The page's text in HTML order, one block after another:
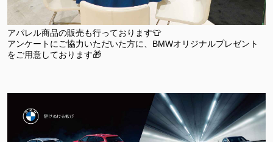
アパレル商品の販売も行っております👕
アンケートにご協力いただいた方に、BMWオリジナルプレゼント
をご用意しております🎁